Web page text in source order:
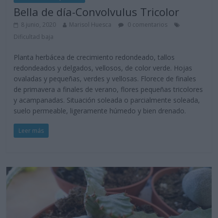
Bella de día-Convolvulus Tricolor
8 junio, 2020 Marisol Huesca
0 comentarios
Dificultad baja
Planta herbácea de crecimiento redondeado, tallos
redondeados y delgados, vellosos, de color verde. Hojas
ovaladas y pequeñas, verdes y vellosas. Florece de finales
de primavera a finales de verano, flores pequeñas tricolores
y acampanadas. Situación soleada o parcialmente soleada,
suelo permeable, ligeramente húmedo y bien drenado.
Leer más